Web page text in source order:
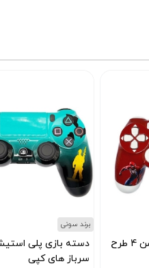
دسته بازی پلی استیشن 4 طرح
برند سونی
سرباز های کپی